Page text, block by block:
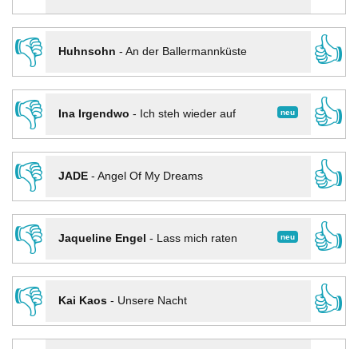
👎
Huhnsohn - An der Ballermannküste
👍
👎
neu
Ina Irgendwo - Ich steh wieder auf
👍
👎
JADE- Angel Of My Dreams
👍
👎
neu
Jaqueline Engel - Lass mich raten
👍
👎
Kai Kaos- Unsere Nacht
👍